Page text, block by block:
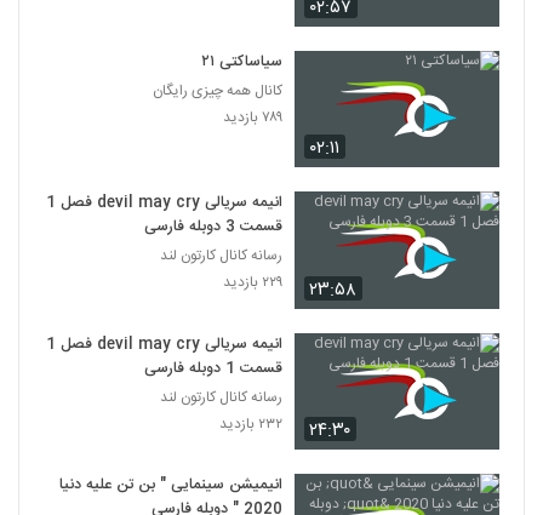
۲۳۵ بازدید
کارتون سریالی آن سوی دیوار باغ قسمت 3
274
۲۳۳ بازدید
کارتون سریالی آن سوی دیوار باغ قسمت 5
۲۲۳ بازدید
کارتون سریالی آن سوی دیوار باغ قسمت 6
277
۲۳۳ بازدید
۰۲:۵۷
۰۲:۱۱
سیاساکتی ۲۱
کانال همه چیزی رایگان
۷۸۹ بازدید
۲۳:۵۸
انیمه سریالی devil may cry فصل 1
قسمت 3 دوبله فارسی
رسانه کانال کارتون لند
۲۲۹ بازدید
۲۴:۳۰
انیمه سریالی devil may cry فصل 1
قسمت 1 دوبله فارسی
رسانه کانال کارتون لند
۲۳۲ بازدید
انیمیشن سینمایی " بن تن علیه دنیا
2020 " دوبله فارسی